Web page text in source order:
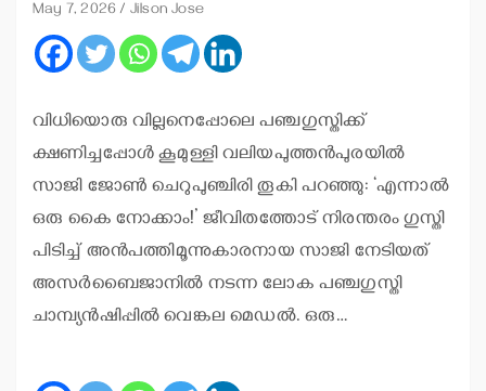
May 7, 2026 Jilson Jose
വിധിയൊരു വില്ലനെപ്പോലെ പഞ്ചഗുസ്തിക്ക്
ക്ഷണിച്ചപ്പോള്‍ കൂമുള്ളി വലിയപുത്തന്‍പുരയില്‍
സാജി ജോണ്‍ ചെറുപുഞ്ചിരി തൂകി പറഞ്ഞു: ‘എന്നാല്‍
ഒരു കൈ നോക്കാം!’ ജീവിതത്തോട് നിരന്തരം ഗുസ്തി
പിടിച്ച് അന്‍പത്തിമൂന്നുകാരനായ സാജി നേടിയത്
അസര്‍ബൈജാനില്‍ നടന്ന ലോക പഞ്ചഗുസ്തി
ചാമ്പ്യന്‍ഷിപ്പില്‍ വെങ്കല മെഡല്‍. ഒരു…